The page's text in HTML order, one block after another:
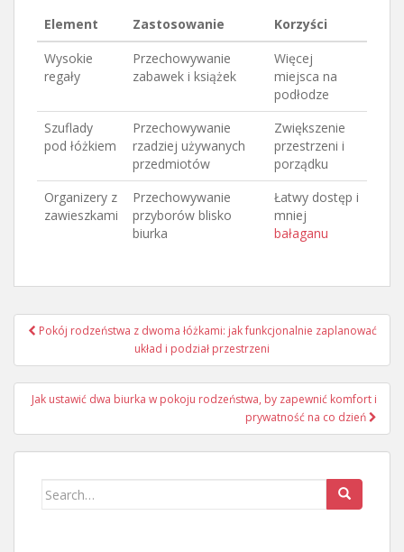
Element Zastosowanie
Korzyści
Wysokie
regały
Przechowywanie
zabawek i książek
Więcej
miejsca na
podłodze
Szuflady
pod łóżkiem
Przechowywanie
rzadziej używanych
przedmiotów
Zwiększenie
przestrzeni i
porządku
Organizery z
zawieszkami
Przechowywanie
przyborów blisko
biurka
Łatwy dostęp i
mniej
bałaganu
Nawigacja
Pokój rodzeństwa z dwoma łóżkami: jak funkcjonalnie zaplanować
układ i podział przestrzeni
Jak ustawić dwa biurka w pokoju rodzeństwa, by zapewnić komfort i
prywatność na co dzień
Search